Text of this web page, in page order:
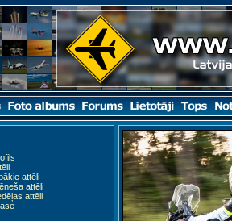
attēli
attēli
attēli